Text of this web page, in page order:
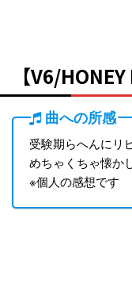
【V6/
曲への所感
受験期らへんにリ
めちゃくちゃ懐か
※個人の感想です